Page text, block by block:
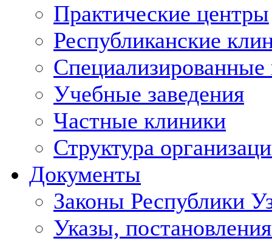
Практические центры
Республиканские
Учебные заведения
Частные клиники
Структура
Документы
Законы Республики
Указы,